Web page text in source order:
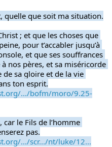
quelle que soit ma situation.
; et que les choses que
pour t’accabler jusqu’à
et que ses souffrances
nos pères, et sa miséricorde
de sa gloire et de la vie
ton esprit.
.../bofm/moro/9.25-
le Fils de l’homme
pas.
.../scr.../nt/luke/12...